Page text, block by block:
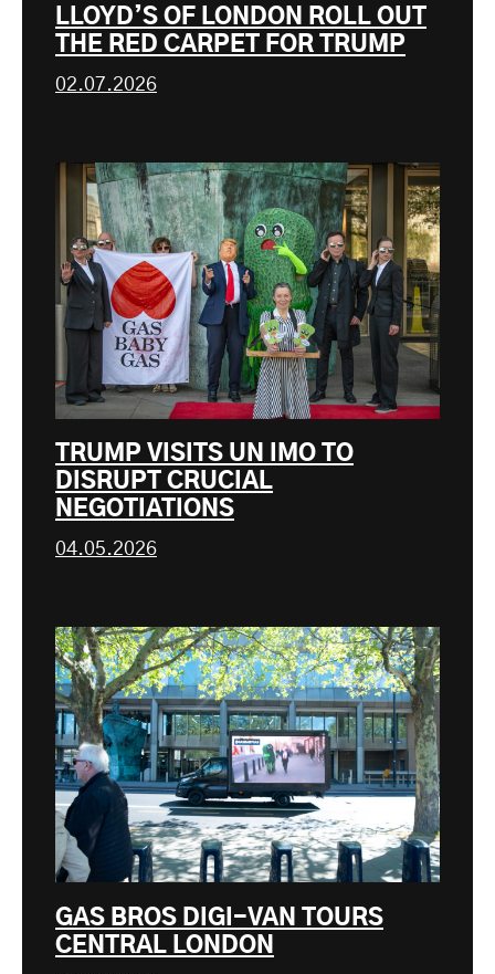
LLOYD’S OF LONDON ROLL OUT
THE RED CARPET FOR TRUMP
02.07.2026
TRUMP VISITS UN IMO TO
DISRUPT CRUCIAL
NEGOTIATIONS
04.05.2026
GAS BROS DIGI-VAN TOURS
CENTRAL LONDON